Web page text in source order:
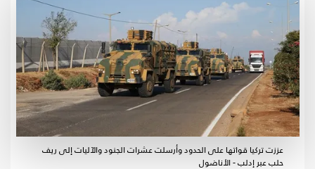
عززت تركيا قواتها على الحدود وأرسلت عشرات الجنود والآليات إلى ريف
حلب عبر إدلب - الأناضول